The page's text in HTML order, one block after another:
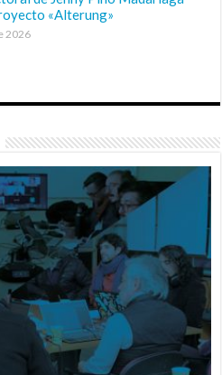
«Alterung»
2026